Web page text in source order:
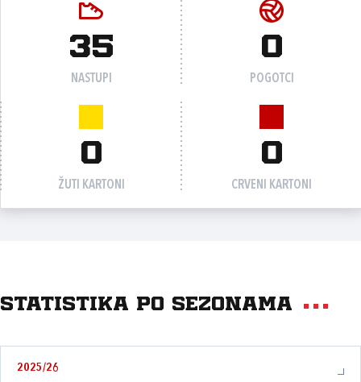
35
NASTUPI
0
POGOTCI
0
ŽUTI KARTONI
0
CRVENI KARTONI
Statistika po sezonama
2025/26